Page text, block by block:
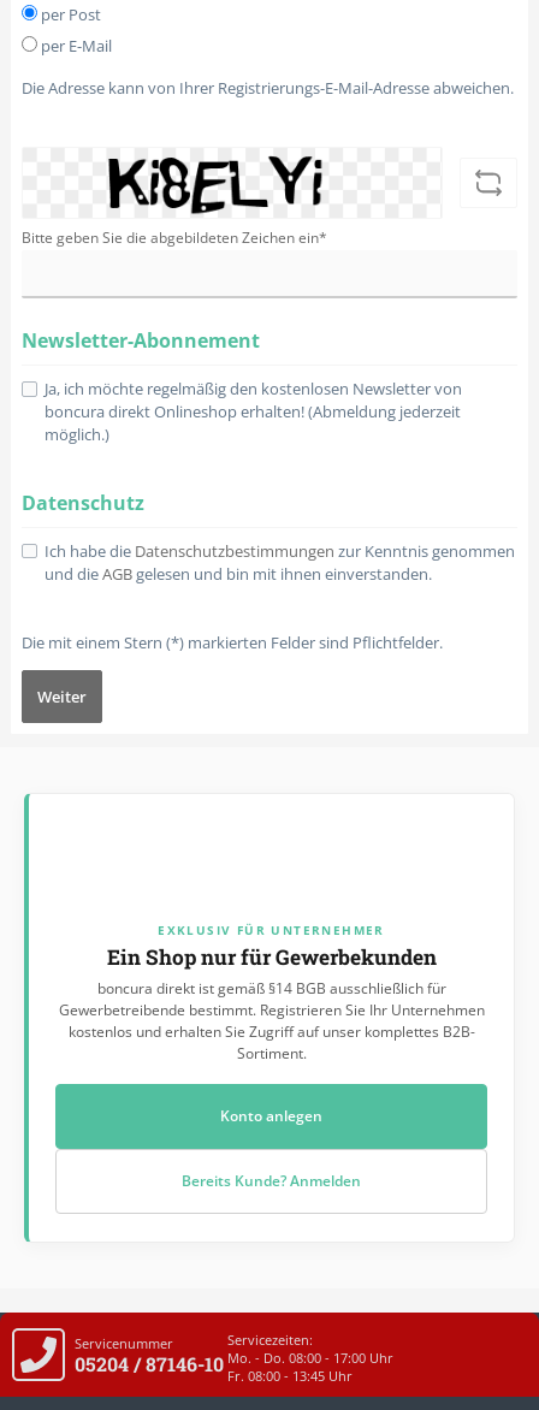
per Post
per E-Mail
Die Adresse kann von Ihrer Registrierungs-E-Mail-Adresse abweichen.
Bitte geben Sie die abgebildeten Zeichen ein*
Newsletter-Abonnement
Ja, ich möchte regelmäßig den kostenlosen Newsletter von
boncura direkt Onlineshop erhalten! (Abmeldung jederzeit
möglich.)
Datenschutz
Ich habe die Datenschutzbestimmungen zur Kenntnis genommen
und dieAGBgelesen und bin mit ihnen einverstanden.
Die mit einem Stern (*) markierten Felder sind Pflichtfelder.
Weiter
EXKLUSIV FÜR UNTERNEHMER
Ein Shop nur für Gewerbekunden
boncura direkt ist gemäß §14 BGB ausschließlich für
Gewerbetreibende bestimmt. Registrieren Sie Ihr Unternehmen
kostenlos und erhalten Sie Zugriff auf unser komplettes B2B-
Sortiment.
Konto anlegen
Bereits Kunde? Anmelden
Servicenummer
05204 / 87146-10
Servicezeiten:
Mo. - Do. 08:00 - 17:00 Uhr
Fr. 08:00 - 13:45 Uhr